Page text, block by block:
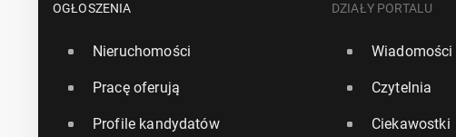
OGŁOSZENIA
Nieruchomości
Pracę oferują
Profile kandydatów
DZIAŁY PORTALU
Wiadomości
Czytelnia
Ciekawostki